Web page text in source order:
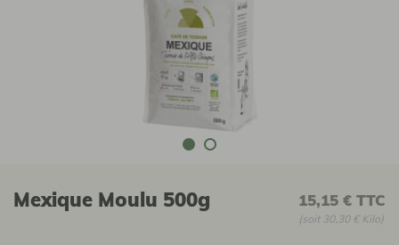
Mexique Moulu 500g 15,15 € TTC
(soit 30,30 € Kilo)